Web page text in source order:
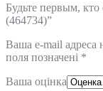
Будьте первым,
(464734)”
Ваша e-mail адреса
поля позначені *
Ваша оцінка